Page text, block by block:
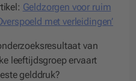
Geldzorgen voor ruim
met verleidingen’
van
leeftijdsgroep ervaart
gelddruk?